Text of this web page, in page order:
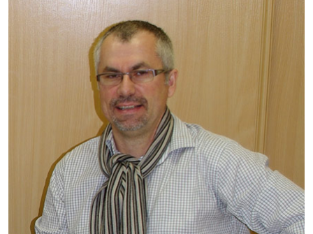
Biens à louer
Terrains et maisons à vendre
Etablissements scolaires
Equipements sportifs
Commerçants, artisans
Commerces et professions libérales
Exploitants agricoles